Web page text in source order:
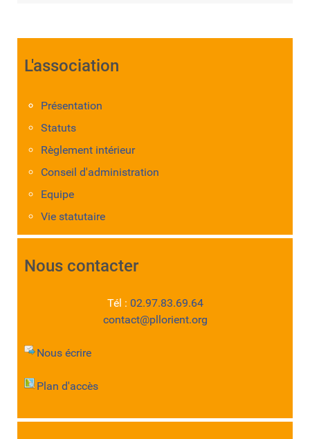
L'association
Présentation
Statuts
Règlement intérieur
Conseil d'administration
Equipe
Vie statutaire
Nous contacter
Tél : 02.97.83.69.64
contact@pllorient.org
Nous écrire
Plan d'accès